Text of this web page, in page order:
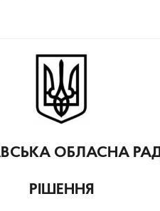
ОБЛАСНА
РІШЕННЯ